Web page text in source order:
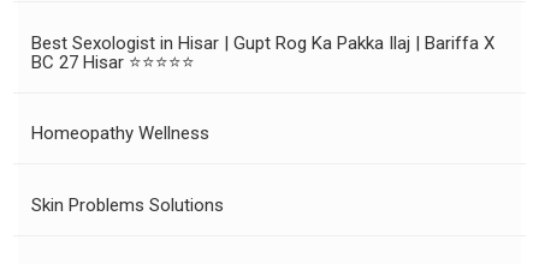
Best Sexologist in Hisar | Gupt Rog Ka Pakka Ilaj | Bariffa X
BC 27 Hisar ⭐⭐⭐⭐⭐
Homeopathy Wellness
Skin Problems Solutions